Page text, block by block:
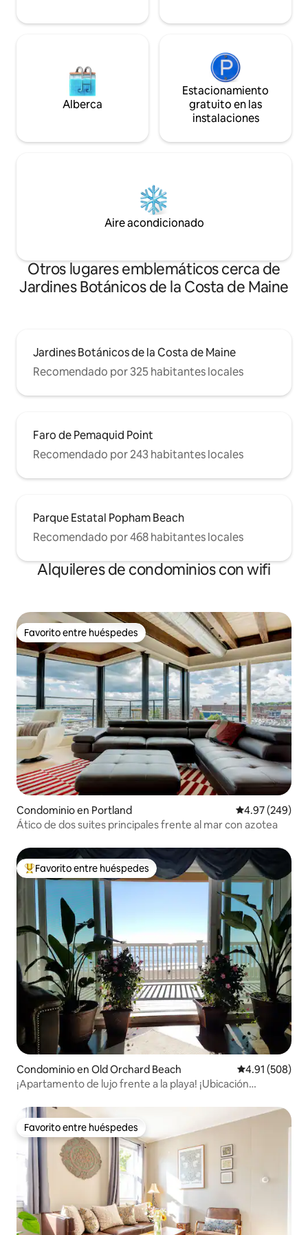
Alberca
Estacionamiento
gratuito en las
instalaciones
Aire acondicionado
Otros lugares emblemáticos cerca de
Jardines Botánicos de la Costa de Maine
Jardines Botánicos de la Costa de Maine
Recomendado por 325 habitantes locales
Faro de Pemaquid Point
Recomendado por 243 habitantes locales
Parque Estatal Popham Beach
Recomendado por 468 habitantes locales
Alquileres de condominios con wifi
Favorito entre huéspedes
Favorito entre huéspedes
Condominio en Portland Calificación
4.97 (249)
Ático de dos suites principales frente al mar con azotea
De los mejores en Favorito entre huéspedes
Favorito entre huéspedes
Condominio en Old Orchard Beach Calificación
4.91 (508)
¡Apartamento de lujo frente a la playa! ¡Ubicación
Favorito entre huéspedes
Favorito entre huéspedes